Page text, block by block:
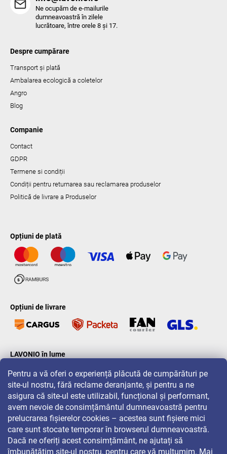
Pentru a vă oferi o experiență plăcută de cumpărături pe
site-ul nostru, fără reclame deranjante, și pentru a ne
asigura că site-ul este utilizabil, funcțional și performant,
avem nevoie de consimțământul dumneavoastră pentru
prelucrarea fișierelor cookies – acestea sunt fișiere mici
care sunt stocate temporar în browserul dumneavoastră.
Dacă ne oferiți acest consimțământ, ne ajutați să
îmbunătățim site-ul nostru, pentru care vă mulțumim. Mai
Ne ocupăm de e-mailurile
dumneavoastră în zilele
lucrătoare, între orele 8 și 17.
Despre cumpărare
Transport și plată
Ambalarea ecologică a coletelor
Angro
Blog
Companie
Contact
GDPR
Termene si condiții
Condiții pentru returnarea sau reclamarea produselor
Politică de livrare a Produselor
Opțiuni de plată
Opțiuni de livrare
LAVONIO în lume
Pentru promoții, concursuri și reduceri, urmăriți-ne pe: